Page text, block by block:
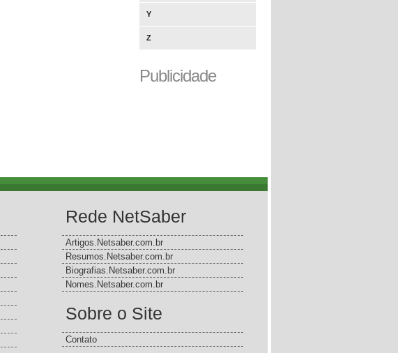
Y
Z
Publicidade
Rede NetSaber
Artigos.Netsaber.com.br
Resumos.Netsaber.com.br
Biografias.Netsaber.com.br
Nomes.Netsaber.com.br
Sobre o Site
Contato